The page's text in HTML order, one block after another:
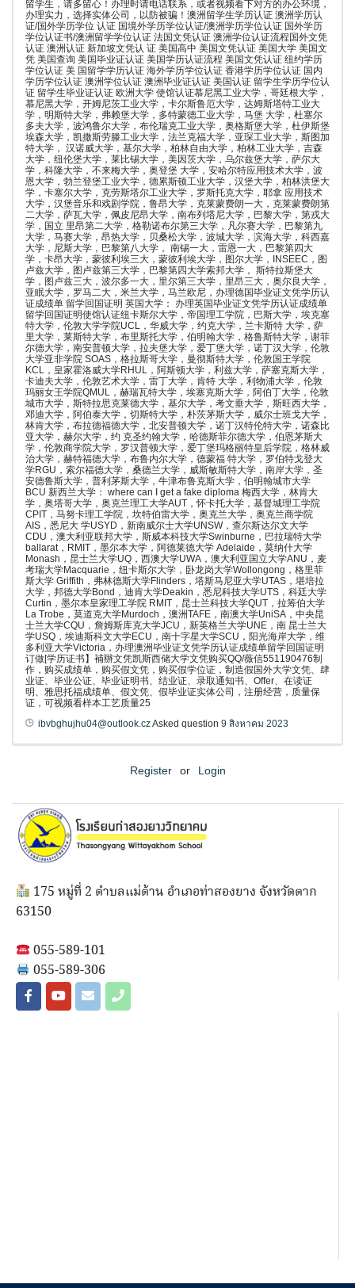
留学生，请多留心！办理时请电话联系，或者视频看下对方的办公环境，
办理实力，选择实体公司，以防被骗！澳洲留学生学历认证 澳洲学历认
证/国外学历学位 认证 国境外学历学位认证/澳洲学历学位认证 国外学历
学位认证书/澳洲留学学位认证 法国文凭认证 澳洲学位认证流程国外文凭
认证 澳洲认证 新加坡文凭认 证 美国高中 美国文凭认证 美国大学 美国文
凭 美国查询 美国毕业证认证 美国学历认证流程 美国文凭认证 纽约学历
学位认证 美 国留学学历认证 海外学历学位认证 香港学历学位认证 国内
学历学位认证 澳洲学位认证 澳洲毕业证认证 美国认证 留学生学历学位认
证 留学生毕业证认证 欧洲大学 使馆认证慕尼黑工业大学，哥廷根大学，
慕尼黑大学，开姆尼茨工业大学，卡尔斯鲁厄大学，达姆斯塔特工业大
学，明斯特大学，弗赖堡大学，多特蒙德工业大学，马堡 大学，杜塞尔
多夫大学，波鸿鲁尔大学，布伦瑞克工业大学，奥格斯堡大学，杜伊斯堡
埃森大学，凯撒斯劳滕工业大学，法兰克福大学，亚琛工业大学，斯图加
特大学， 汉诺威大学，基尔大学，柏林自由大学，柏林工业大学，吉森
大学，纽伦堡大学，莱比锡大学，美因茨大学，乌尔兹堡大学，萨尔大
学，科隆大学，不来梅大学，奥登堡 大学，安哈尔特应用技术大学，波
恩大学，勃兰登堡工业大学，德累斯顿工业大学，汉堡大学，柏林洪堡大
学，卡塞尔大学，克劳斯塔尔工业大学，罗斯托克大学，耶拿 应用技术
大学，汉堡音乐和戏剧学院，鲁昂大学，克莱蒙费朗一大，克莱蒙费朗第
二大学，萨瓦大学，佩皮尼昂大学，南布列塔尼大学，巴黎大学，第戎大
学，国立 里昂第二大学，格勒诺布尔第三大学，凡尔赛大学，巴黎第九
大学，马赛大学，昂热大学，贝桑松大学，波城大学，滨海大学，科西嘉
大学，尼斯大学，巴黎第八大学， 南锡一大，雷恩一大，巴黎第四大
学，卡昂大学，蒙彼利埃三大，蒙彼利埃大学，图尔大学，INSEEC，图
卢兹大学，图卢兹第三大学，巴黎第四大学索邦大学， 斯特拉斯堡大
学，图卢兹三大，波尔多一大，里尔第三大学，里昂三大，奥尔良大学，
亚眠大学，罗马二大，米兰大学，马兰欧尼，办理德国毕业证文凭学历认
证成绩单 留学回国证明 英国大学： 办理英国毕业证文凭学历认证成绩单
留学回国证明使馆认证纽卡斯尔大学，帝国理工学院，巴斯大学，埃克塞
特大学，伦敦大学学院UCL，华威大学，约克大学，兰卡斯特 大学，萨
里大学，莱斯特大学，布里斯托大学，伯明翰大学，格鲁斯特大学，谢菲
尔德大学，南安普顿大学，拉夫堡大学，爱丁堡大学，诺丁汉大学，伦敦
大学亚非学院 SOAS，格拉斯哥大学，曼彻斯特大学，伦敦国王学院
KCL，皇家霍洛威大学RHUL，阿斯顿大学，利兹大学，萨塞克斯大学，
卡迪夫大学，伦敦艺术大学，雷丁大学，肯特 大学，利物浦大学，伦敦
玛丽女王学院QMUL，赫瑞瓦特大学，埃塞克斯大学，阿伯丁大学，伦敦
城市大学，斯特拉思克莱德大学，基尔大学，考文垂大学，斯旺西大学，
邓迪大学，阿伯泰大学，切斯特大学，朴茨茅斯大学，威尔士班戈大学，
林肯大学，布拉德福德大学，北安普顿大学，诺丁汉特伦特大学，诺森比
亚大学，赫尔大学，约 克圣约翰大学，哈德斯菲尔德大学，伯恩茅斯大
学，伦敦商学院大学，罗汉普顿大学，爱丁堡玛格丽特皇后学院，格林威
治大学，赫特福德大学，布鲁内尔大学，德蒙福 特大学，罗伯特戈登大
学RGU，索尔福德大学，桑德兰大学，威斯敏斯特大学，南岸大学，圣
安德鲁斯大学，普利茅斯大学，牛津布鲁克斯大学，伯明翰城市大学
BCU 新西兰大学： where can I get a fake diploma 梅西大学，林肯大
学，奥塔哥大学，奥克兰理工大学AUT，怀卡托大学，基督城理工学院
CPIT，马努卡理工学院，坎特伯雷大学，奥克兰大学，奥克兰商学院
AIS，悉尼大 学USYD，新南威尔士大学UNSW，查尔斯达尔文大学
CDU，澳大利亚联邦大学，斯威本科技大学Swinburne，巴拉瑞特大学
ballarat，RMIT，墨尔本大学，阿德莱德大学 Adelaide，莫纳什大学
Monash，昆士兰大学UQ，西澳大学UWA，澳大利亚国立大学ANU，麦
考瑞大学Macquarie，纽卡斯尔大学，卧龙岗大学Wollongong，格里菲
斯大学 Griffith，弗林德斯大学Flinders，塔斯马尼亚大学UTAS，堪培拉
大学，邦德大学Bond，迪肯大学Deakin，悉尼科技大学UTS，科廷大学
Curtin，墨尔本皇家理工学院 RMIT，昆士兰科技大学QUT，拉筹伯大学
La Trobe，莫道克大学Murdoch，澳洲TAFE，南澳大学UniSA，中央昆
士兰大学CQU，詹姆斯库克大学JCU，新英格兰大学UNE，南 昆士兰大
学USQ，埃迪斯科文大学ECU，南十字星大学SCU，阳光海岸大学，维
多利亚大学Victoria，办理澳洲毕业证文凭学历认证成绩单留学回国证明
订做[学历证书】補辦文凭凯斯西储大学文凭购买QQ/薇信551190476制
作，购买成绩单，购买假文凭，购买假学位证，制造假国外大学文凭、肆
业证、毕业公证、毕业证明书、结业证、录取通知书、Offer、在读证
明、雅思托福成绩单、假文凭、假毕业证实体公司，注册经营，质量保
证，可视频看样本工艺质量25
ibvbghujhu04@outlook.czAsked question 9 สิงหาคม 2023
Register or Login
175 หมู่ที่ 2 ตำบลแม่ต้าน อำเภอท่าสองยาง จังหวัดตาก
63150
055-589-101
055-589-306